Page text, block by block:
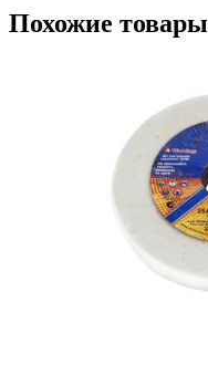
Похожие товары